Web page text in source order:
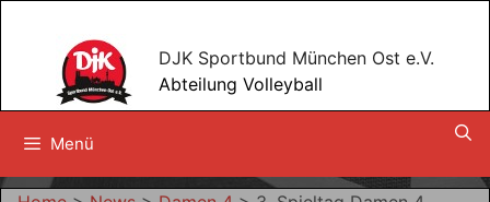
springen
DJK Sportbund München Ost e.V.
Abteilung Volleyball
Menü